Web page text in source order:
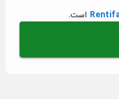
است.